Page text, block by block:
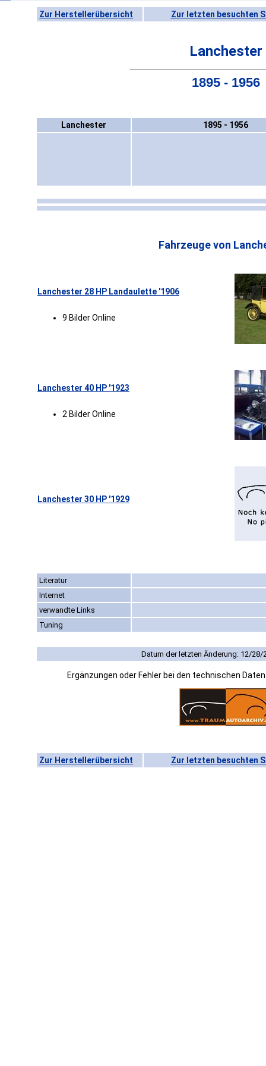
Zur Herstellerübersicht Zur letzten besuchten
Lanchester
1895 - 1956
Lanchester 1895 - 1956
Fahrzeuge von
Lanchester 28 HP Landaulette '1906
9 Bilder Online
Lanchester 40 HP '1923
2 Bilder Online
Lanchester 30 HP '1929
Literatur
Internet
verwandte Links
Tuning
Datum der letzten Änderung: 12/28/
Ergänzungen oder Fehler bei den technischen
Zur Herstellerübersicht Zur letzten besuchten